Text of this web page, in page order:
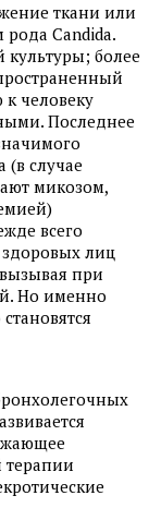
ткани или
Candida.
культуры; более
человеку
Последнее
(в случае
микозом,
всего
лиц
при
Но именно
терапии